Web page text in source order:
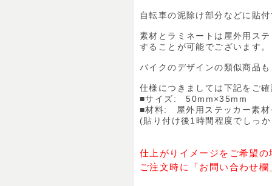
自転車の泥除け部分などに貼
素材とラミネートは屋外用ス
することが可能でございます。
バイクのデザインの類似商品
仕様につきましては下記をご
■サイズ: 50mm×35mm
■材料: 屋外用ステッカー素材
(貼り付け後1時間程度でしっ
仕上がりイメージをご希望の
ご注文時に「お問い合わせ